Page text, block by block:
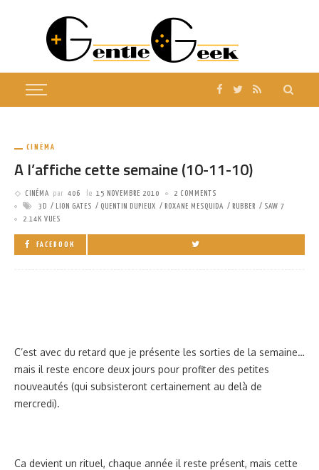
CINÉMA
A l’affiche cette semaine (10-11-10)
CINÉMA par 406 le 15 NOVEMBRE 2010
2 COMMENTS
3D
LION GATES QUENTIN DUPIEUX ROXANE MESQUIDA RUBBER
SAW 7
2.14K VUES
FACEBOOK
C’est avec du retard que je présente les sorties de la semaine…
mais il reste encore deux jours pour profiter des petites
nouveautés (qui subsisteront certainement au delà de
mercredi).
Ca devient un rituel, chaque année il reste présent, mais cette